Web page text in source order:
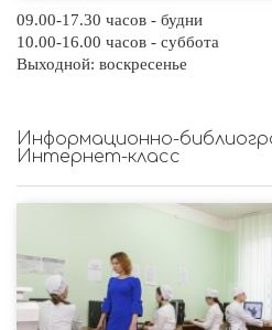
09.00-17.30 часов - будни
10.00-16.00 часов - суббота
Выходной: воскресенье
Информационно-
Интернет-класс